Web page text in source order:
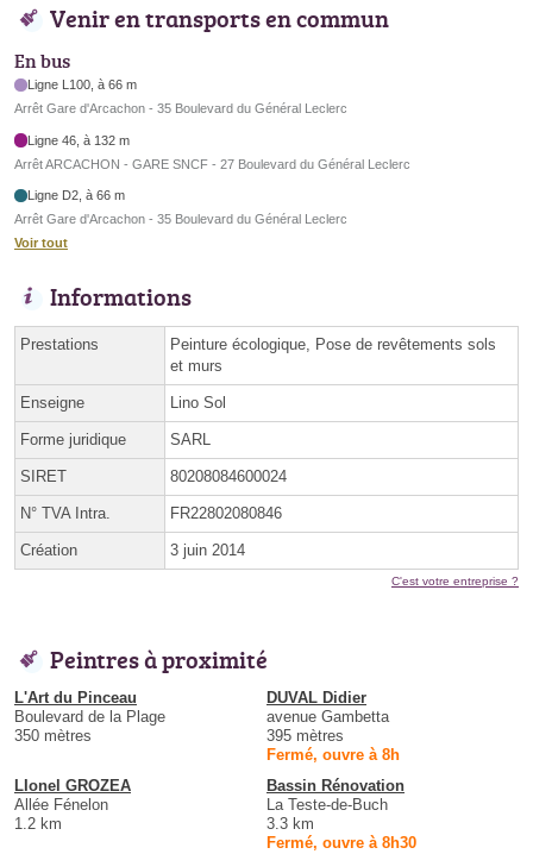
Venir en transports en commun
En bus
Ligne L100, à 66 m
Arrêt Gare d'Arcachon - 35 Boulevard du Général Leclerc
Ligne 46, à 132 m
Arrêt ARCACHON - GARE SNCF - 27 Boulevard du Général Leclerc
Ligne D2, à 66 m
Arrêt Gare d'Arcachon - 35 Boulevard du Général Leclerc
Voir tout
Informations
Prestations
Peinture écologique, Pose de revêtements sols
et murs
Enseigne Lino Sol
Forme juridique SARL
SIRET 80208084600024
N° TVA Intra. FR22802080846
Création 3 juin 2014
C'est votre entreprise ?
Peintres à proximité
L'Art du Pinceau
Boulevard de la Plage
350 mètres
DUVAL Didier
avenue Gambetta
395 mètres
Fermé, ouvre à 8h
LIonel GROZEA
Allée Fénelon
1.2 km
Bassin Rénovation
La Teste-de-Buch
3.3 km
Fermé, ouvre à 8h30